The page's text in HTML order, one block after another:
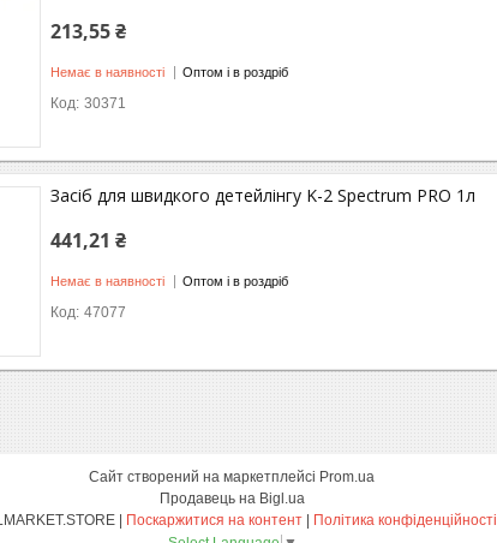
213,55 ₴
Немає в наявності Оптом і в роздріб
30371
Засіб для швидкого детейлінгу K-2 Spectrum PRO 1л
441,21 ₴
Немає в наявності Оптом і в роздріб
47077
Сайт створений на маркетплейсі Prom.ua
Продавець на Bigl.ua
Поскаржитися на контент
Політика конфіденційності